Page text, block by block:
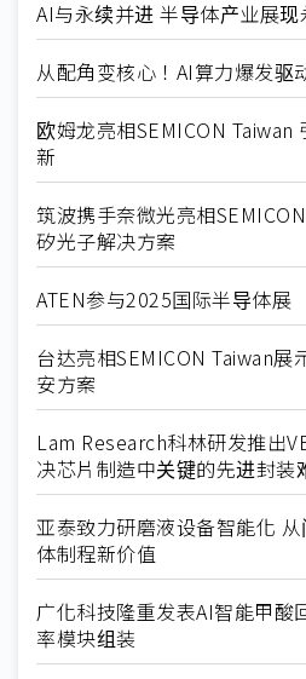
AI与永续并进 半导体产业展现
从配角变核心！AI算力爆发驱
欧姆龙亮相SEMICON Taiwan
新
筑波携手奈微光亮相
矽光子解决方案
ATEN参与2025国际半导体展
台达亮相SEMICON Taiwan展
安方案
Lam Research科林研发推出
决芯片制造中关键的先进封装
亚泰致力研磨液设备智能化
体制程新价值
广化科技隆重发表AI智能甲酸
率模块组装